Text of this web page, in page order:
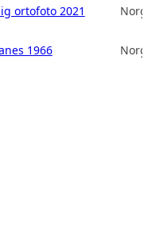
ortofoto 2021
1966